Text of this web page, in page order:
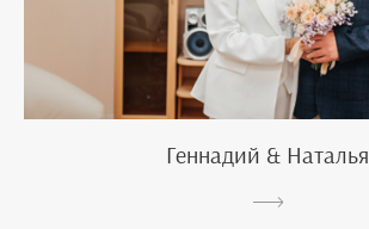
Геннадий & Наталья